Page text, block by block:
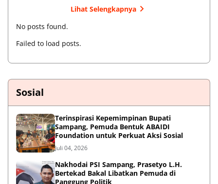
Lihat Selengkapnya
No posts found.
Failed to load posts.
Sosial
Terinspirasi Kepemimpinan Bupati
Sampang, Pemuda Bentuk ABAIDI
Foundation untuk Perkuat Aksi Sosial
Juli 04, 2026
Nakhodai PSI Sampang, Prasetyo L.H.
Bertekad Bakal Libatkan Pemuda di
Panggung Politik